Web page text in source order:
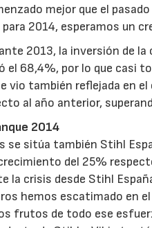
mejor que el
2014, esperamos un
2013, la inversión de
el 68,4%, por lo que casi
vio también reflejada en
al año anterior,
2014
sitúa también Stihl
del 25%
la crisis desde Stihl
hemos escatimado en
frutos de todo ese